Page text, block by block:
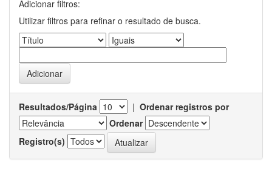
Adicionar filtros:
Utilizar filtros para refinar o resultado de busca.
Resultados/Página | Ordenar registros por
Ordenar
Registro(s)